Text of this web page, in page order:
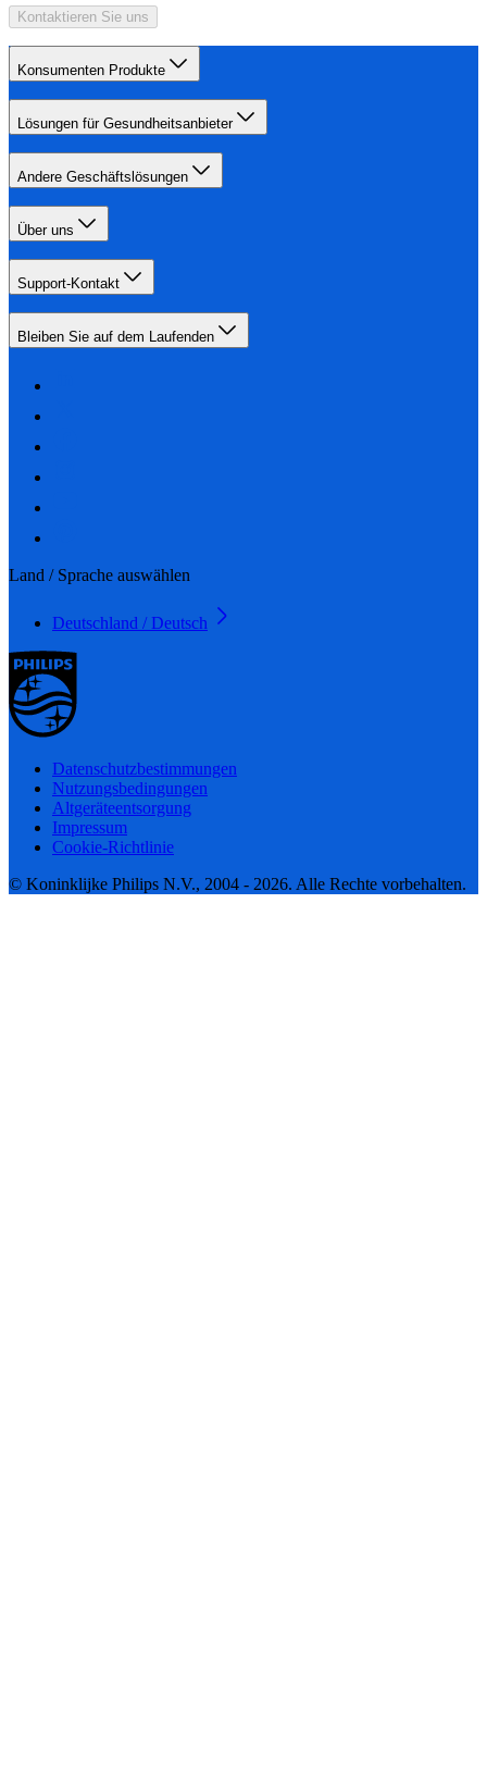
Kontaktieren Sie uns
Konsumenten Produkte
Lösungen für Gesundheitsanbieter
Andere Geschäftslösungen
Über uns
Support-Kontakt
Bleiben Sie auf dem Laufenden
Land / Sprache auswählen
Deutschland / Deutsch
Datenschutzbestimmungen
Nutzungsbedingungen
Altgeräteentsorgung
Impressum
Cookie-Richtlinie
© Koninklijke Philips N.V., 2004 - 2026. Alle Rechte vorbehalten.